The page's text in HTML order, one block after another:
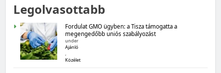
Magyarország számokban: Fogyasztói bizalom,
gazdasági várakozások
Legolvasottabb
Fordulat GMO ügyben: a Tisza támogatta a
megengedőbb uniós szabályozást
under
Ajánló
,
Közélet